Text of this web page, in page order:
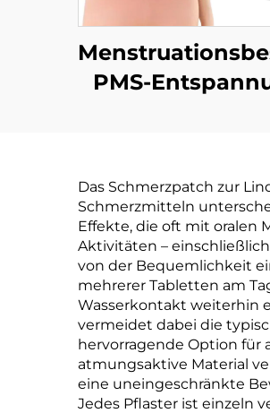
PMS-
Pflaster
Das Schmerzpatch zur
Schmerzmitteln
Effekte, die oft mit oralen
Aktivitäten –
von der Bequemlichkeit
mehrerer Tabletten am
Wasserkontakt weiterhin
vermeidet dabei die
hervorragende Option für
atmungsaktive Material
eine uneingeschränkte
Jedes Pflaster ist einzeln